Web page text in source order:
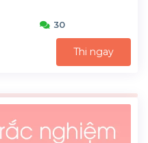
30
Thi ngay